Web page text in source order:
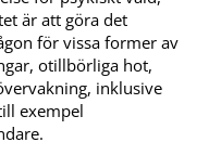
är att göra det
för vissa former av
otillbörliga hot,
inklusive
exempel